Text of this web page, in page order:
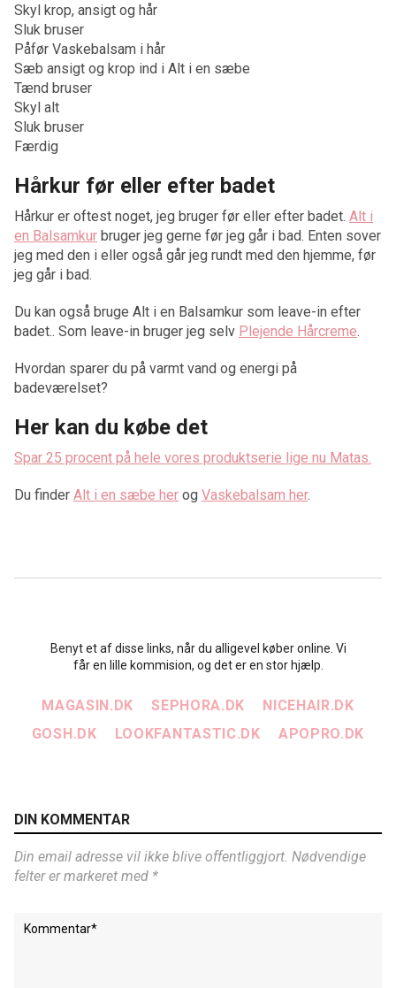
Skyl krop, ansigt og hår
Sluk bruser
Påfør Vaskebalsam i hår
Sæb ansigt og krop ind i Alt i en sæbe
Tænd bruser
Skyl alt
Sluk bruser
Færdig
Hårkur før eller efter badet
Hårkur er oftest noget, jeg bruger før eller efter badet. Alt i
en Balsamkur bruger jeg gerne før jeg går i bad. Enten sover
jeg med den i eller også går jeg rundt med den hjemme, før
jeg går i bad.
Du kan også bruge Alt i en Balsamkur som leave-in efter
badet.. Som leave-in bruger jeg selv Plejende Hårcreme.
Hvordan sparer du på varmt vand og energi på
badeværelset?
Her kan du købe det
Spar 25 procent på hele vores produktserie lige nu Matas.
Du finder Alt i en sæbe her og Vaskebalsam her.
Benyt et af disse links, når du alligevel køber online. Vi
får en lille kommision, og det er en stor hjælp.
MAGASIN.DK SEPHORA.DK
NICEHAIR.DK
GOSH.DK
LOOKFANTASTIC.DK APOPRO.DK
DIN KOMMENTAR
Din email adresse vil ikke blive offentliggjort. Nødvendige
felter er markeret med *